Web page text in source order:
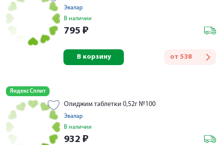
Эвалар
В наличии
795 ₽
от 538
В корзину
Яндекс Сплит
Олиджим таблетки 0,52г №100
Эвалар
В наличии
932 ₽